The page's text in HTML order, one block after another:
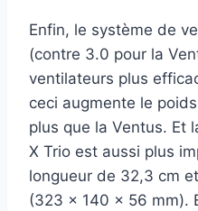
Enfin, le système de
(contre 3.0 pour la
ventilateurs plus
ceci augmente le
plus que la Ventus. Et
X Trio est aussi plus
longueur de 32,3 cm
(323 x 140 x 56 mm).